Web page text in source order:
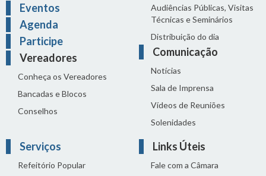
Eventos
Agenda
Participe
Vereadores
Conheça os Vereadores
Bancadas e Blocos
Conselhos
Audiências Públicas, Visitas
Técnicas e Seminários
Distribuição do dia
Comunicação
Notícias
Sala de Imprensa
Vídeos de Reuniões
Solenidades
Serviços
Refeitório Popular
Links Úteis
Fale com a Câmara